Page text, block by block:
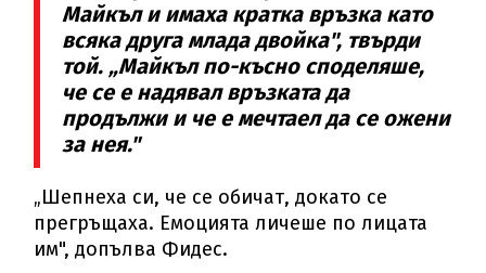
Майкъл и имаха кратка връзка като
всяка друга млада двойка", твърди
той. „Майкъл по-късно споделяше,
че се е надявал връзката да
продължи и че е мечтаел да се ожени
за нея."
„Шепнеха си, че се обичат, докато се
прегръщаха. Емоцията личеше по лицата
им", допълва Фидес.